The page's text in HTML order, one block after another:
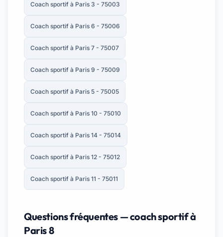
Coach sportif à Paris 3 - 75003
Coach sportif à Paris 6 - 75006
Coach sportif à Paris 7 - 75007
Coach sportif à Paris 9 - 75009
Coach sportif à Paris 5 - 75005
Coach sportif à Paris 10 - 75010
Coach sportif à Paris 14 - 75014
Coach sportif à Paris 12 - 75012
Coach sportif à Paris 11 - 75011
Questions fréquentes — coach sportif à
Paris 8